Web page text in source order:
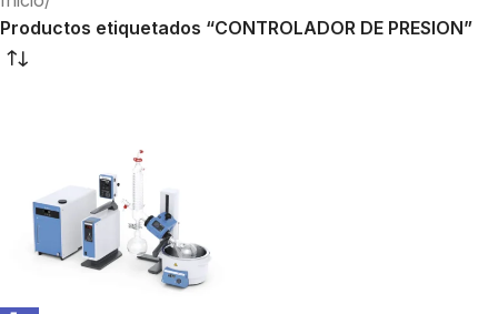
Productos etiquetados “CONTROLADOR DE PRESION”